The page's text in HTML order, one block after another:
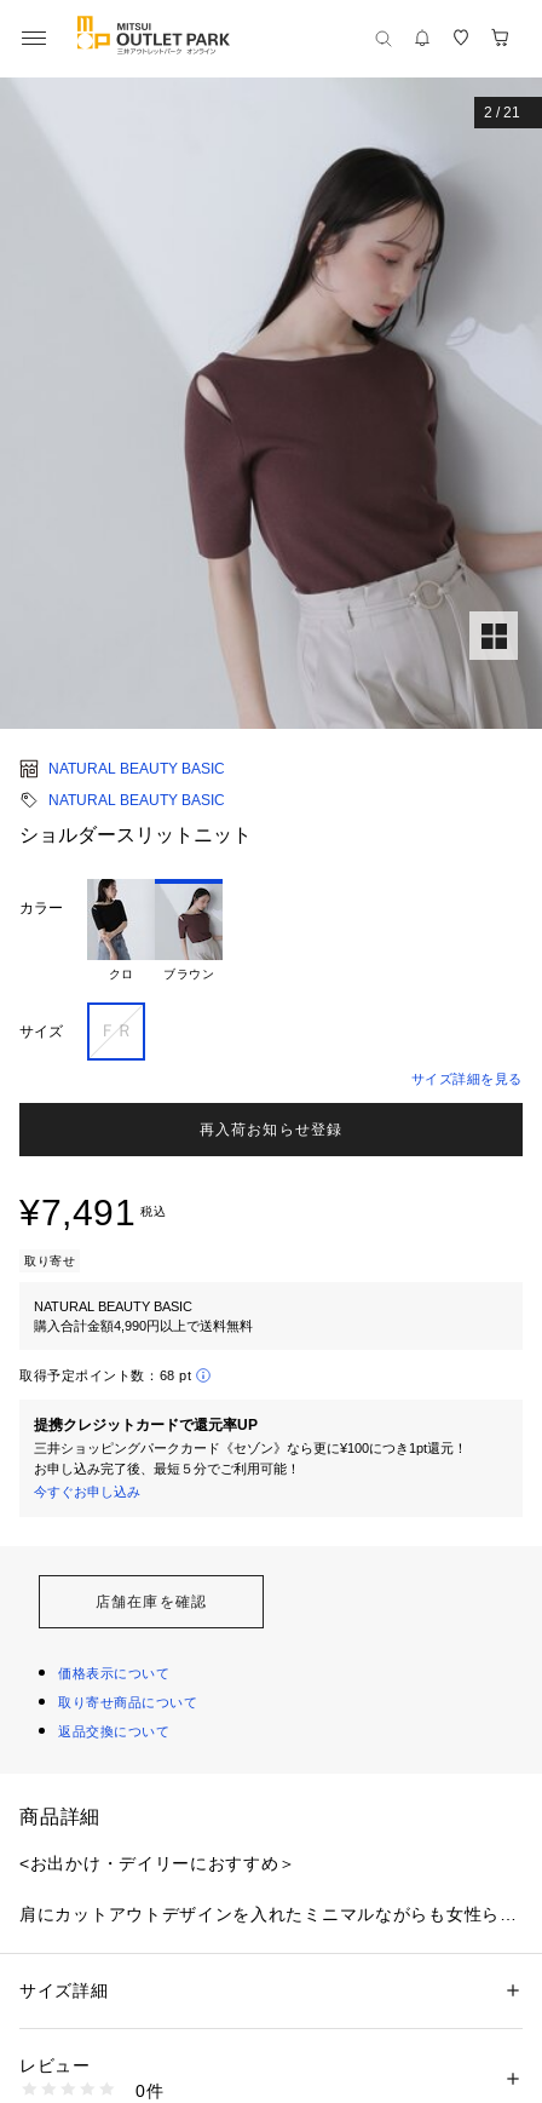
2 /21
NATURAL BEAUTY BASIC
NATURAL BEAUTY BASIC
ショルダースリットニット
カラー
クロ ブラウン
サイズ ＦＲ
サイズ詳細を見る
再入荷お知らせ登録
¥7,491 税込
取り寄せ
NATURAL BEAUTY BASIC
購入合計金額4,990円以上で送料無料
取得予定ポイント数： 68 pt
提携クレジットカードで還元率UP
三井ショッピングパークカード《セゾン》なら更に¥100につき1pt還元！
お申し込み完了後、最短５分でご利用可能！
今すぐお申し込み
店舗在庫を確認
価格表示について
取り寄せ商品について
返品交換について
商品詳細
<お出かけ・デイリーにおすすめ＞
肩にカットアウトデザインを入れたミニマルながらも女性らし
を選ばず、どんなスタイリングとも好相性なアイテムです。
スッキリした目面のドライタッチな糸を使用しています。
性別：レディース
素材：レーヨン 73% ナイロン 27%
洗濯：40℃非常に弱い 漂白× アイロン150℃ ドライ弱い タンブル乾燥×
平干し ウェット非常に弱い
サイズ詳細
レビュー
0件